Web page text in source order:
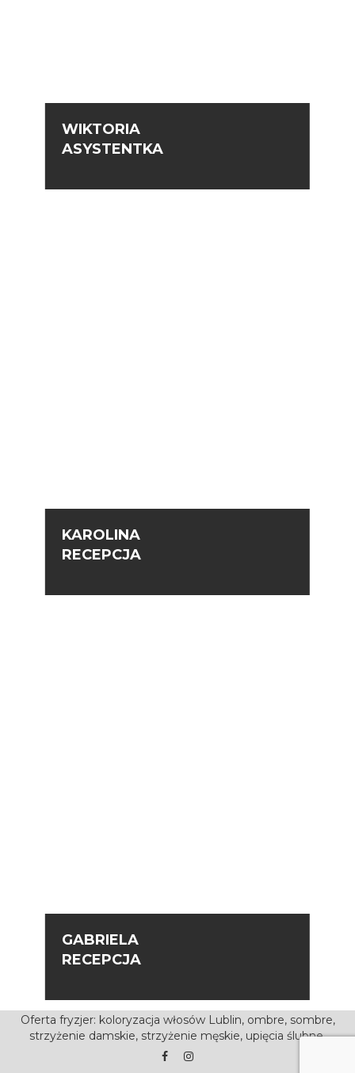
WIKTORIA
ASYSTENTKA
KAROLINA
RECEPCJA
GABRIELA
RECEPCJA
Oferta fryzjer: koloryzacja włosów Lublin, ombre, sombre,
strzyżenie damskie, strzyżenie męskie, upięcia ślubne.